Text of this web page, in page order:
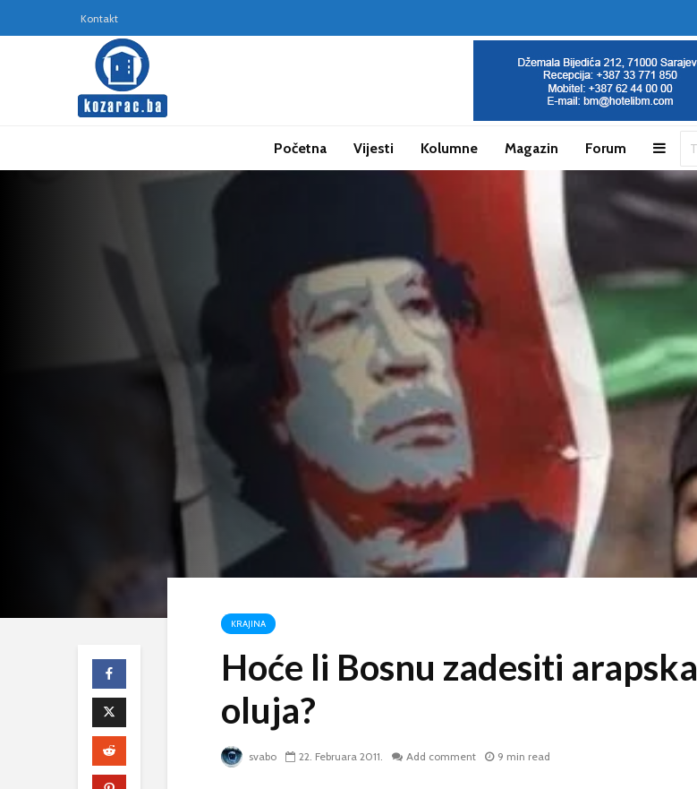
Kontakt
Početna Vijesti Kolumne Magazin Forum
KRAJINA
Hoće li Bosnu zadesiti arapska
oluja?
svabo 22. Februara 2011. Add comment 9 min read